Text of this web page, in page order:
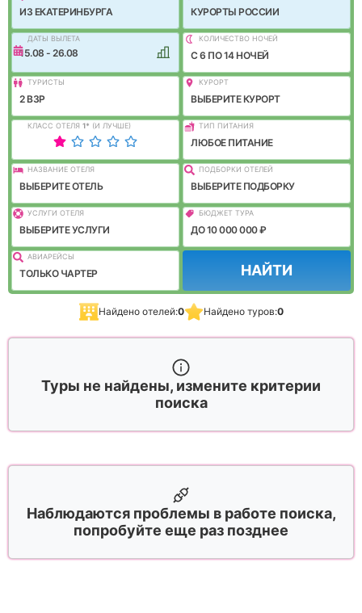
ИЗ ЕКАТЕРИНБУРГА КУРОРТЫ РОССИИ
ДАТЫ ВЫЛЕТА
15.08 - 26.08
КОЛИЧЕСТВО НОЧЕЙ
C 6 ПО 14 НОЧЕЙ
ТУРИСТЫ
2 ВЗР
КУРОРТ
ВЫБЕРИТЕ КУРОРТ
КЛАСС ОТЕЛЯ 1* (И ЛУЧШЕ) ТИП ПИТАНИЯ
ЛЮБОЕ ПИТАНИЕ
НАЗВАНИЕ ОТЕЛЯ
ВЫБЕРИТЕ ОТЕЛЬ
ПОДБОРКИ ОТЕЛЕЙ
ВЫБЕРИТЕ ПОДБОРКУ
УСЛУГИ ОТЕЛЯ
ВЫБЕРИТЕ УСЛУГИ
БЮДЖЕТ ТУРА
ДО 10 000 000 ₽
АВИАРЕЙСЫ
ТОЛЬКО ЧАРТЕР НАЙТИ
Найдено отелей:0 Найдено туров:0
Туры не найдены, измените критерии
поиска
Наблюдаются проблемы в работе поиска,
попробуйте еще раз позднее